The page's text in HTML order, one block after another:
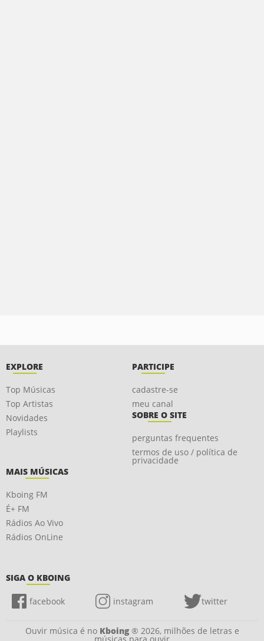
EXPLORE
Top Músicas
Top Artistas
Novidades
Playlists
PARTICIPE
cadastre-se
meu canal
SOBRE O SITE
perguntas frequentes
termos de uso / política de
privacidade
MAIS MÚSICAS
Kboing FM
É+ FM
Rádios Ao Vivo
Rádios OnLine
SIGA O KBOING
facebook instagram twitter
Ouvir música é no Kboing® 2026, milhões de letras e
músicas para ouvir